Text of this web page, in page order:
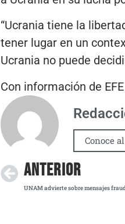
“Ucrania tiene la
tener lugar en un
Ucrania no puede
Con información de EFE
Conoce
ANTERIOR
UNAM advierte sobre mensajes